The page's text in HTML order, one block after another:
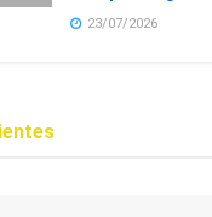
23/07/2026